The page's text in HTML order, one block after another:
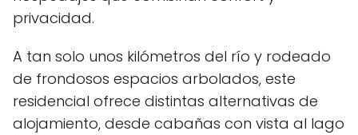
privacidad.
A tan solo unos kilómetros del río y rodeado
de frondosos espacios arbolados, este
residencial ofrece distintas alternativas de
alojamiento, desde cabañas con vista al lago